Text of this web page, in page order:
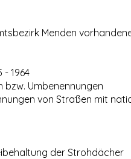
Menden
- 1964
Umbenennungen
von Straßen mit
der Strohdächer